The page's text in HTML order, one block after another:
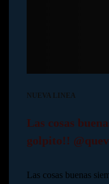
NUEVA LINEA
Las cosas
golpito!!
Las cosas buenas